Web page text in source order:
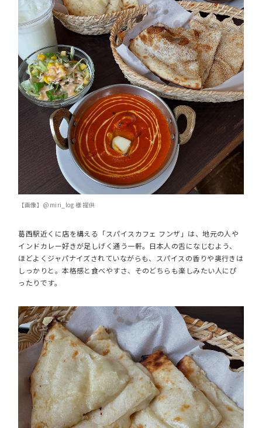
【画像】@miri_log 様 提供
葛西駅近くに店を構える「スパイスカフェ フンザ」は、地元の人や
インドカレー好きが足しげく通う一軒。日本人の舌になじむよう、
ほどよくジャパナイズされていながらも、スパイスの香りや奥行きは
しっかりと。本格感と食べやすさ、そのどちらも楽しみたい人にぴ
ったりです。